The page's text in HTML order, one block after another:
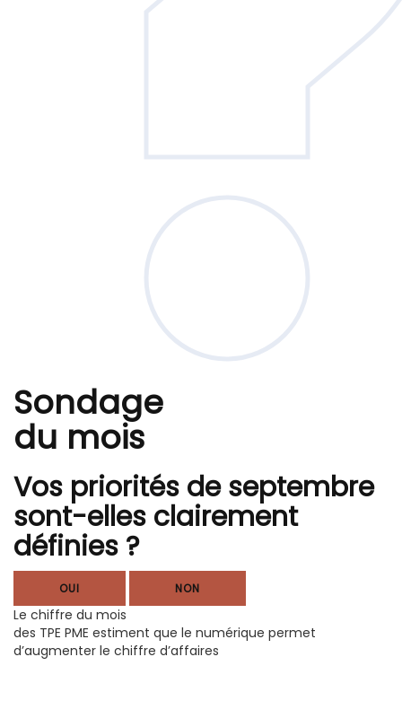
Sondage
du mois
Vos priorités de septembre
sont-elles clairement
définies ?
OUI NON
Le chiffre du mois
des TPE PME estiment que le numérique permet
d’augmenter le chiffre d’affaires